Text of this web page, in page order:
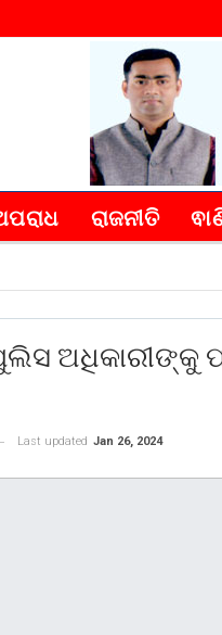
ରାଜନୀତି
ଅଧିକାରୀଙ୍କୁ
Last updated Jan 26, 2024